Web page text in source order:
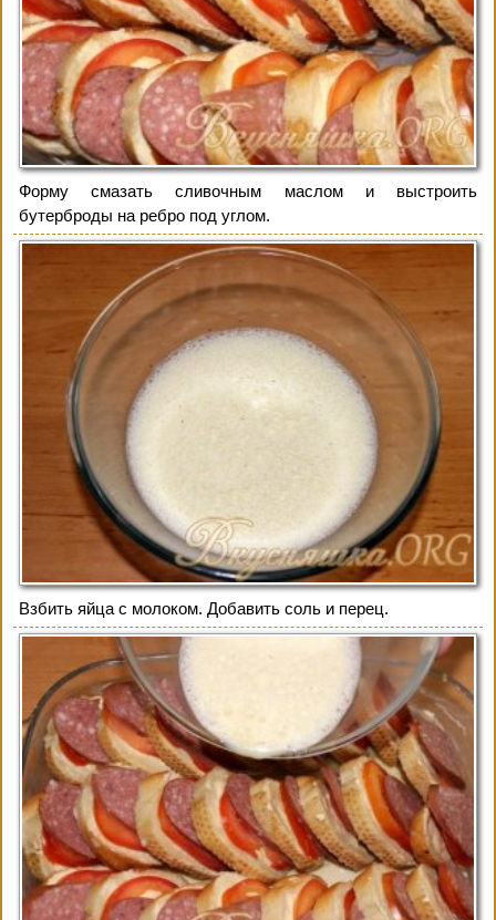
Форму смазать сливочным маслом и выстроить
бутерброды на ребро под углом.
Взбить яйца с молоком. Добавить соль и перец.